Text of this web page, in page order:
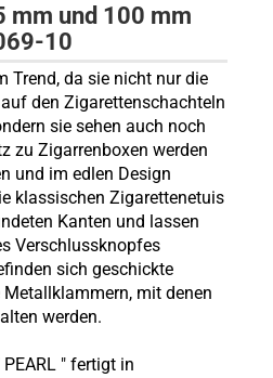
mm und 100 mm
10
Trend, da sie nicht nur die
den Zigarettenschachteln
sie sehen auch noch
zu Zigarrenboxen werden
und im edlen Design
klassischen Zigarettenetuis
Kanten und lassen
Verschlussknopfes
sich geschickte
mit denen
werden.
" fertigt in